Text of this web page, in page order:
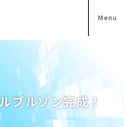
Menu
ブルゾン完成！